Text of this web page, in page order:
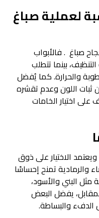
لعمليةصباغ
صباغ . فالأبواب
بينما تتطلب
والحرارة. كما يُفضل
ثبات اللون وعدم تقشره
اختيار الخامات
الاختيار على ذوق
والرمادية تمنح إحساسًا
مثل البني والأسود،
يفضل البعض
الدفء والبساطة.